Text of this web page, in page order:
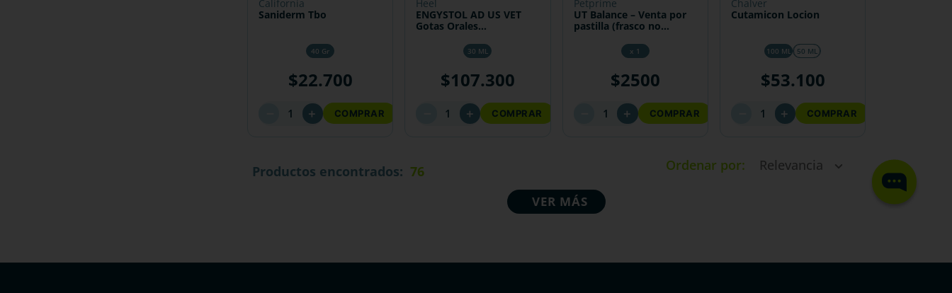
california
Saniderm Tbo
40 Gr
$22.700
＋ COMPRAR
heel
ENGYSTOL AD US VET
Gotas Orales
uso veterinario
30 ML
$107.300
＋ COMPRAR
petprime
UT Balance – Venta por
pastilla (frasco no
x 1
$2500
＋ COMPRAR
chalver
Cutamicon Locion
100 ML 50 ML
$53.100
＋ COMPRAR
76
Productos Ordenar por Relevancia